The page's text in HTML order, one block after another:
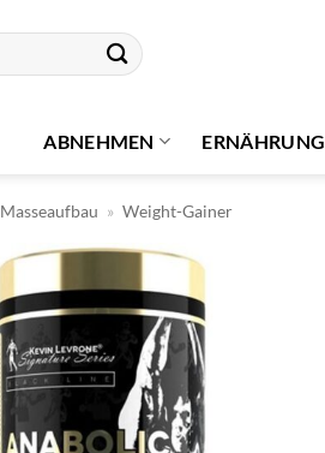
ABNEHMEN ERNÄHRUNG
Masseaufbau » Weight-Gainer